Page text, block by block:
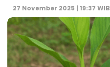
27 November 2025 | 19:37 WIB